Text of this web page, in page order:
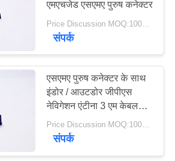
एंटीना
एमएचजेड एसएमए पुरुष कनेक्टर
Price Discussion MOQ:100PCS
संपर्क
एसएमए पुरुष कनेक्टर के साथ
इंडोर / आउटडोर जीपीएस
नेविगेशन एंटीना 3 एम केबल
एंटीना
Price Discussion MOQ:100PCS
संपर्क